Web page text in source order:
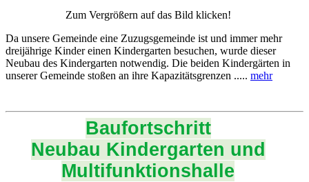
Zum Vergrößern auf das Bild klicken!
Da unsere Gemeinde eine Zuzugsgemeinde ist und immer mehr
dreijährige Kinder einen Kindergarten besuchen, wurde dieser
Neubau des Kindergarten notwendig. Die beiden Kindergärten in
unserer Gemeinde stoßen an ihre Kapazitätsgrenzen ..... mehr
Baufortschritt
Neubau Kindergarten und
Multifunktionshalle